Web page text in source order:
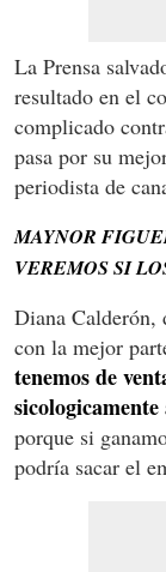
La Prensa
resultado en el
complicado
pasa por su
periodista de
MAYNOR
VEREMOS SI
Diana Calderón,
con la mejor
tenemos de
porque si
podría sacar el